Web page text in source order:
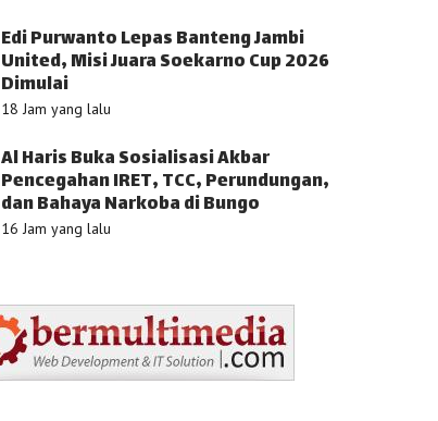
Edi Purwanto Lepas Banteng Jambi
United, Misi Juara Soekarno Cup 2026
Dimulai
18 Jam yang lalu
Al Haris Buka Sosialisasi Akbar
Pencegahan IRET, TCC, Perundungan,
dan Bahaya Narkoba di Bungo
16 Jam yang lalu